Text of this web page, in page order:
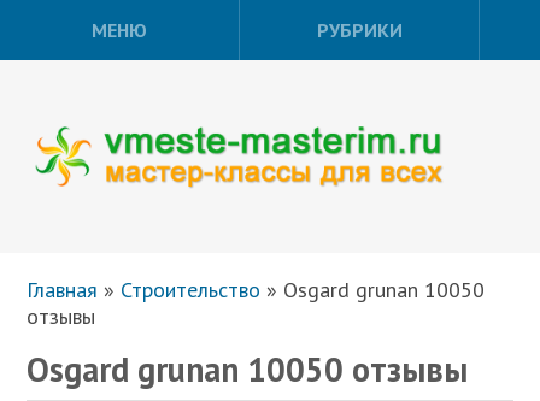
МЕНЮ РУБРИКИ
Главная » Строительство » Osgard grunan 10050
отзывы
Osgard grunan 10050 отзывы